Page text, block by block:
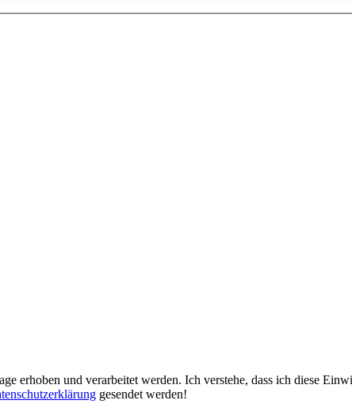
erhoben und verarbeitet werden. Ich verstehe, dass ich diese
gesendet werden!